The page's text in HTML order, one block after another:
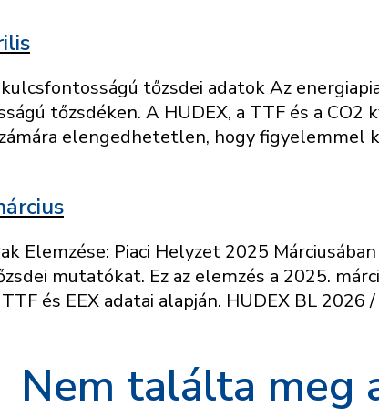
tőzsdei adatok Az
tőzsdéken. A HUDEX, a TTF és a
elengedhetetlen, hogy figyelemmel
Elemzése: Piaci Helyzet 2025
mutatókat. Ez az elemzés a 2025.
és EEX adatai alapján. HUDEX BL
Nem találta meg